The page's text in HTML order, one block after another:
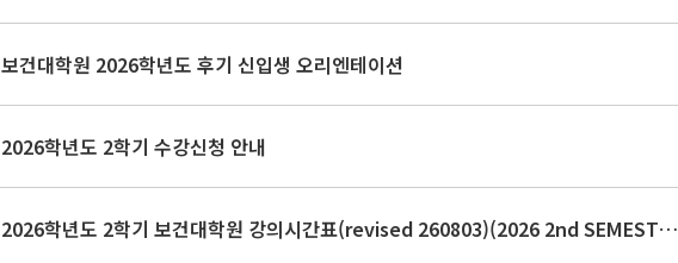
보건대학원 2026학년도 후기 신입생 오리엔테이션
2026학년도 2학기 수강신청 안내
2026학년도 2학기 보건대학원 강의시간표(revised 260803)(2026 2nd SEMESTER SNU GSPH TIMETABLE)